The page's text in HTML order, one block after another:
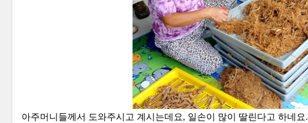
아주머니들께서 도와주시고 계시는데요, 일손이 많이 딸린다고 하네요.